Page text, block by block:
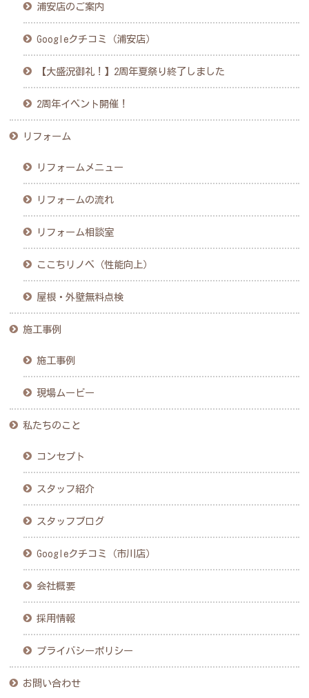
浦安店のご案内
Googleクチコミ（浦安店）
【大盛況御礼！】2周年夏祭り終了しました
2周年イベント開催！
リフォーム
リフォームメニュー
リフォームの流れ
リフォーム相談室
ここちリノベ（性能向上）
屋根・外壁無料点検
施工事例
施工事例
現場ムービー
私たちのこと
コンセプト
スタッフ紹介
スタッフブログ
Googleクチコミ（市川店）
会社概要
採用情報
プライバシーポリシー
お問い合わせ